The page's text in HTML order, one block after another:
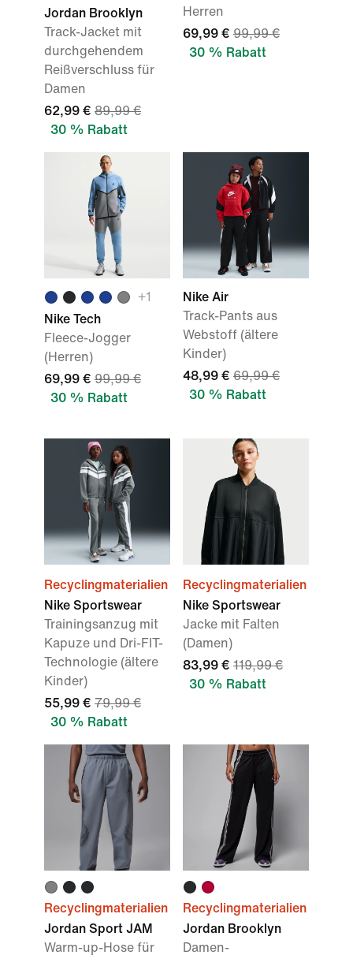
Jordan Brooklyn
Track-Jacket mit
durchgehendem
Reißverschluss für
Damen
62,99 € 89,99 €
30 % Rabatt
Herren
69,99 € 99,99 €
30 % Rabatt
+1
Nike Tech
Fleece-Jogger
(Herren)
69,99 € 99,99 €
30 % Rabatt
Nike Air
Track-Pants aus
Webstoff (ältere
Kinder)
48,99 € 69,99 €
30 % Rabatt
Recyclingmaterialien
Nike Sportswear
Trainingsanzug mit
Kapuze und Dri-FIT-
Technologie (ältere
Kinder)
55,99 € 79,99 €
30 % Rabatt
Recyclingmaterialien
Nike Sportswear
Jacke mit Falten
(Damen)
83,99 € 119,99 €
30 % Rabatt
Recyclingmaterialien
Jordan Sport JAM
Warm-up-Hose für
Recyclingmaterialien
Jordan Brooklyn
Damen-